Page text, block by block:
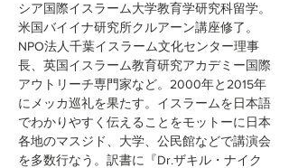
シア国際イスラーム大学教育学研究科留学。
米国バイイナ研究所クルアーン講座修了。
NPO法人千葉イスラーム文化センター理事
長、英国イスラーム教育研究アカデミー国際
アウトリーチ専門家など。2000年と2015年
にメッカ巡礼を果たす。イスラームを日本語
でわかりやすく伝えることをモットーに日本
各地のマスジド、大学、公民館などで講演会
を多数行なう。訳書に『Dr.ザキル・ナイク